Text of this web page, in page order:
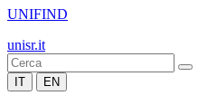
UNIFIND
unisr.it
IT EN